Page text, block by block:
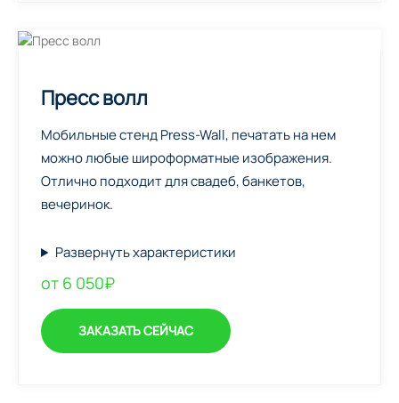
Пресс волл
Мобильные стенд Press-Wall, печатать на нем
можно любые широформатные изображения.
Отлично подходит для свадеб, банкетов,
вечеринок.
Развернуть характеристики
от 6 050₽
ЗАКАЗАТЬ СЕЙЧАС